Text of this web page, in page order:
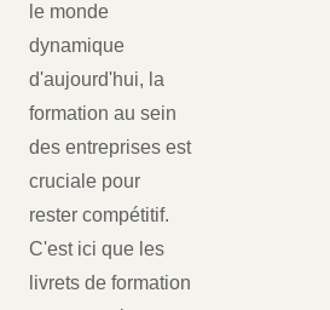
le monde
dynamique
d'aujourd'hui, la
formation au sein
des entreprises est
cruciale pour
rester compétitif.
C'est ici que les
livrets de formation